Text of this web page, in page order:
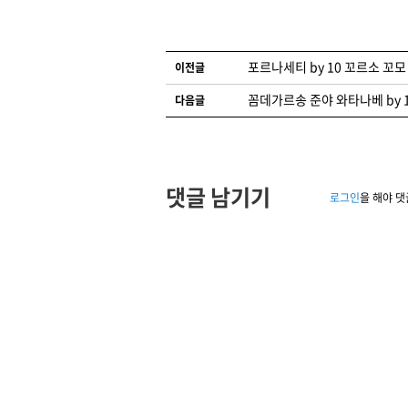
글 네비게이션
이전글 포르나세티 by 10 꼬르소 꼬모
다음글 꼼데가르송 준야 와타나베 by
댓글 남기기 로그인을 해야